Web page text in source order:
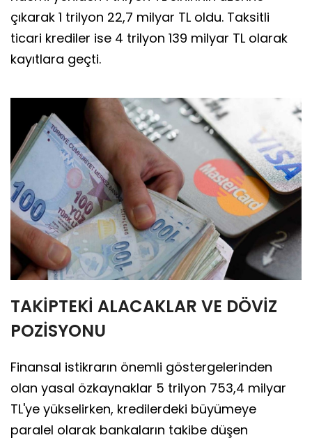
çıkarak 1 trilyon 22,7 milyar TL oldu. Taksitli
ticari krediler ise 4 trilyon 139 milyar TL olarak
kayıtlara geçti.
TAKİPTEKİ ALACAKLAR VE DÖVİZ
POZİSYONU
Finansal istikrarın önemli göstergelerinden
olan yasal özkaynaklar 5 trilyon 753,4 milyar
TL'ye yükselirken, kredilerdeki büyümeye
paralel olarak bankaların takibe düşen